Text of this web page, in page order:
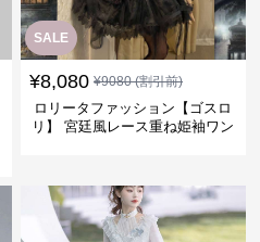
SALE
¥8,080 ¥9080(割引前)
ロリータファッション【ゴスロ
リ】 宮廷風レース重ね姫袖ワン